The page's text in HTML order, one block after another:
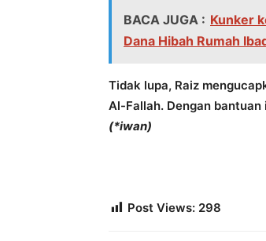
BACA JUGA : Kunker
Dana Hibah Rumah
Tidak lupa, Raiz
Al-Fallah. Dengan
(*iwan)
Post Views: 298